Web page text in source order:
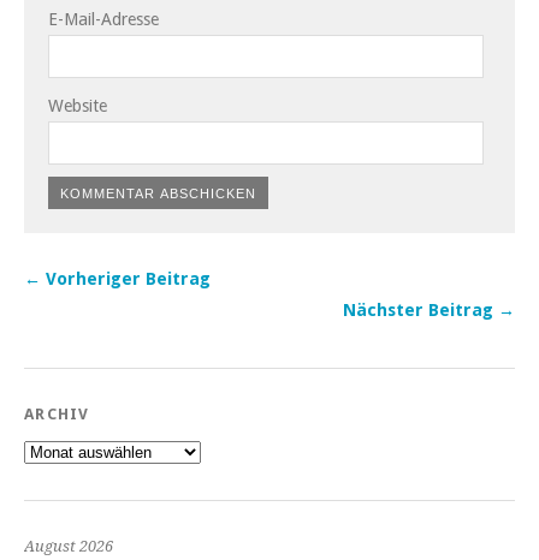
E-Mail-Adresse
Website
← Vorheriger Beitrag
Nächster Beitrag →
ARCHIV
Archiv
August 2026